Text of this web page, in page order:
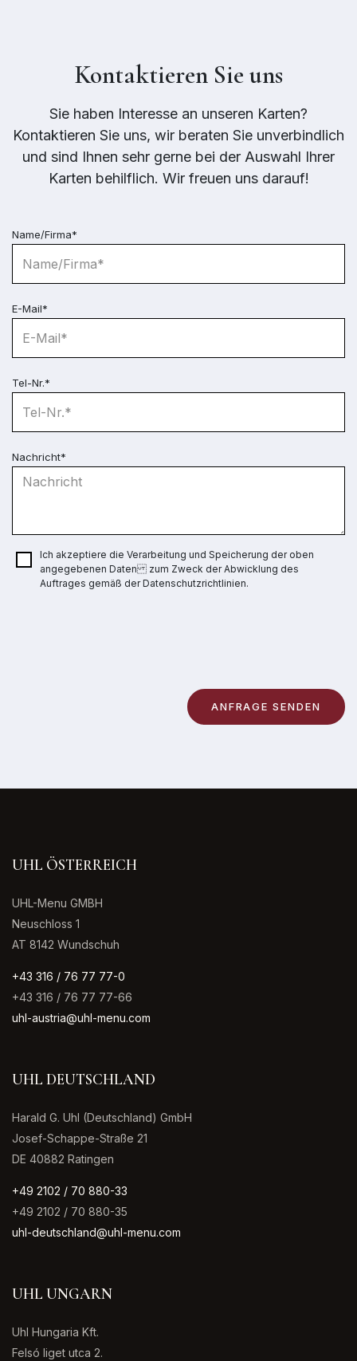
Kontaktieren Sie uns
Sie haben Interesse an unseren Karten?
Kontaktieren Sie uns, wir beraten Sie unverbindlich
und sind Ihnen sehr gerne bei der Auswahl Ihrer
Karten behilflich. Wir freuen uns darauf!
Name/Firma*
E-Mail*
Tel-Nr.*
Nachricht*
Ich akzeptiere die Verarbeitung und Speicherung der oben
angegebenen Daten zum Zweck der Abwicklung des
Auftrages gemäß der Datenschutzrichtlinien.
UHL ÖSTERREICH
UHL-Menu GMBH
Neuschloss 1
AT 8142 Wundschuh
+43 316 / 76 77 77-0
+43 316 / 76 77 77-66
uhl-austria@uhl-menu.com
UHL DEUTSCHLAND
Harald G. Uhl (Deutschland) GmbH
Josef-Schappe-Straße 21
DE 40882 Ratingen
+49 2102 / 70 880-33
+49 2102 / 70 880-35
uhl-deutschland@uhl-menu.com
UHL UNGARN
Uhl Hungaria Kft.
Felsó liget utca 2.